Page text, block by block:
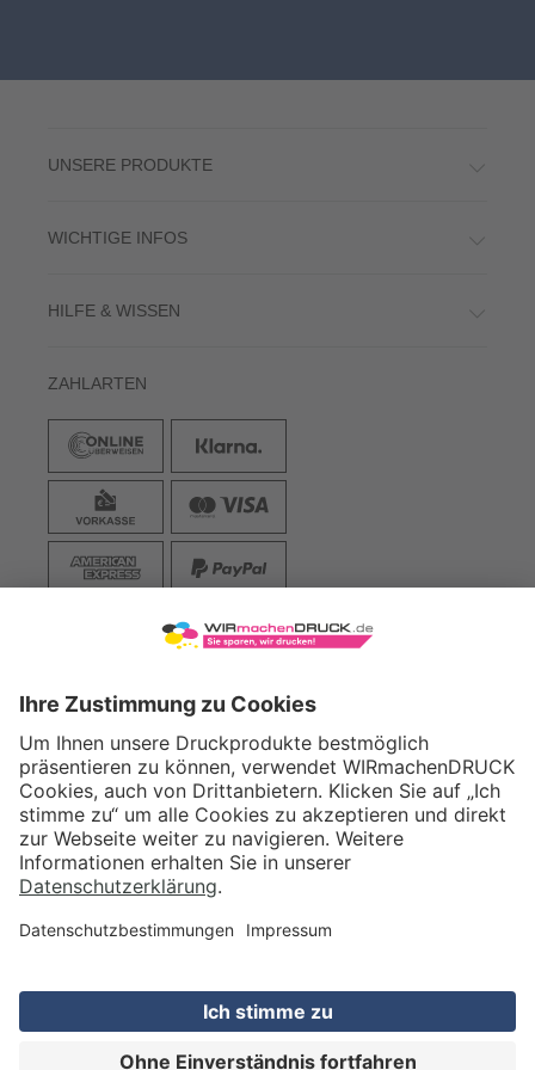
UNSERE PRODUKTE
WICHTIGE INFOS
HILFE & WISSEN
ZAHLARTEN
VERSAND
WIRmachenDRUCK GmbH
Illerstraße 15
71522 Backnang